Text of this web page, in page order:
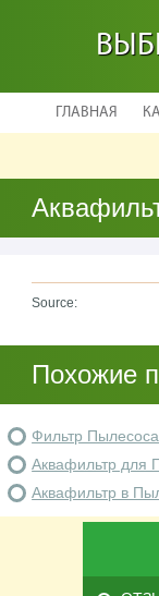
ГЛАВНАЯ
Source:
Похожие
Фильтр Пылесоса
Аквафильтр для
Аквафильтр в